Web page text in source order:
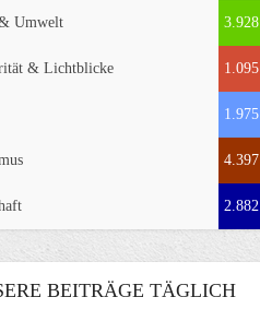
Umwelt 3.928
& Lichtblicke 1.095
1.975
4.397
2.882
BEITRÄGE TÄGLICH